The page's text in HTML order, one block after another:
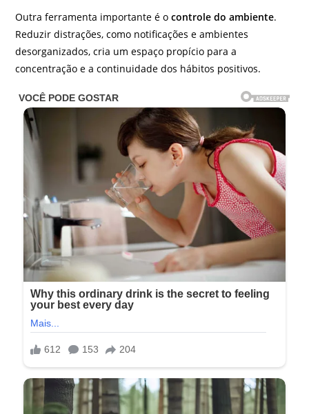
Outra ferramenta importante é ocontrole do ambiente.
Reduzir distrações, como notificações e ambientes
desorganizados, cria um espaço propício para a
concentração e a continuidade dos hábitos positivos.